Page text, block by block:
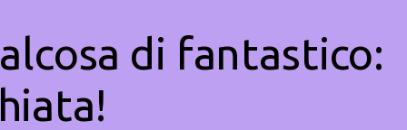
di fantastico: